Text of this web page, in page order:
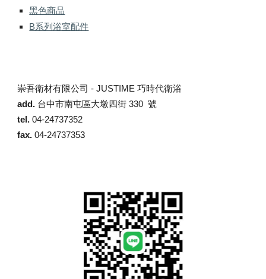
黑色商品
B系列浴室配件
崇吾衛材有限公司 -JUSTIME 巧時代衛浴
add. 台中市南屯區大墩四街 330 號
tel.04-24737352
fax.04-24737353